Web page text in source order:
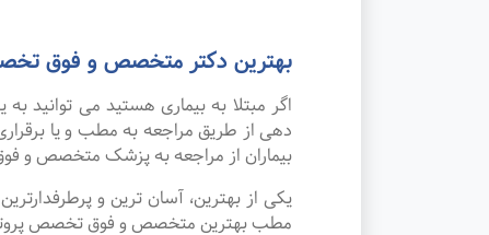
بهترین دکتر متخصص و فوق
اگر مبتلا به بیماری هستید می توانید
دهی از طریق مراجعه به مطب و یا
بیماران از مراجعه به پزشک متخصص و
یکی از بهترین، آسان ترین و
مطب بهترین متخصص و فوق تخصص